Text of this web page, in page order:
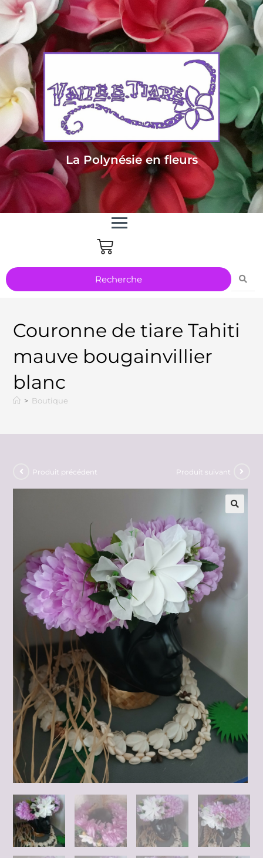
Livraison sous 24/48h en Métropole - Frais de livraison offert dès 85
euros d'achat en Métropole, dès 150 euros pour le reste du monde
La Polynésie en fleurs
Couronne de tiare Tahiti
mauve bougainvillier
blanc
> Boutique
Produit précédent Produit suivant